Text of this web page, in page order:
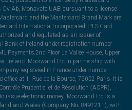
Ab, Monavate UAB pursuant to a license
and the Mastercard Brand Mark are
International Incorporated. PFS Card
and regulated as an issuer of
Bank of Ireland under registration number
Payments,2nd Floor La Vallee House, Upper
Ireland. Moorwand Ltd in partnership with
registered in France under number
at 1, Rue de la Bourse, 75002 Paris. It is
Prudentiel et de Résolution (ACPR),
issue electronic money. Moorwand Ltd is a
and Wales (Company No. 8491211), with